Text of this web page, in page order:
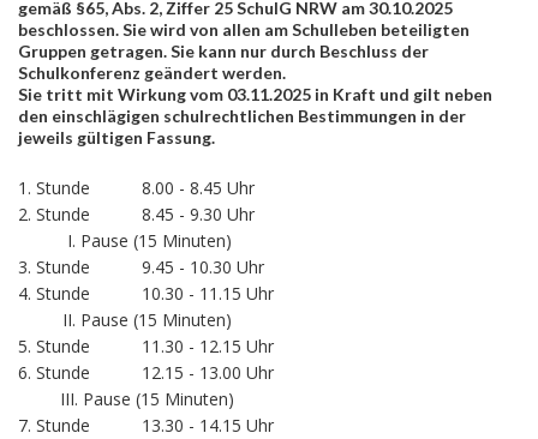
gemäß §65, Abs. 2, Ziffer 25 SchulG NRW am 30.10.2025
beschlossen. Sie wird von allen am Schulleben beteiligten
Gruppen getragen. Sie kann nur durch Beschluss der
Schulkonferenz geändert werden.
Sie tritt mit Wirkung vom 03.11.2025 in Kraft und gilt neben
den einschlägigen schulrechtlichen Bestimmungen in der
jeweils gültigen Fassung.
1. Stunde
8.00 - 8.45 Uhr
2. Stunde
8.45 - 9.30 Uhr
I. Pause (15 Minuten)
3. Stunde
9.45 - 10.30 Uhr
4. Stunde
10.30 - 11.15 Uhr
II. Pause (15 Minuten)
5. Stunde
11.30 - 12.15 Uhr
6. Stunde
12.15 - 13.00 Uhr
III. Pause (15 Minuten)
7. Stunde
13.30 - 14.15 Uhr